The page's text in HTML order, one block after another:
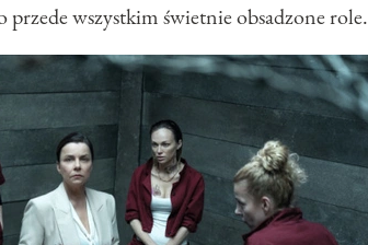
wszystkim świetnie obsadzone role.